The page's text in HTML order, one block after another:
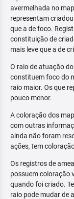
avermelhada no
representam
que a de foco.
constituição de
mais leve que a de
O raio de atuação
constituem foco do
raio maior. Os que
pouco menor.
A coloração dos
com outras
ainda não foram
ações, tem
Os registros de
possuem coloração
quando foi criado.
raio pode mudar de